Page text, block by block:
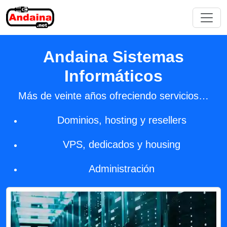
Andaina Sistemas
Informáticos
Más de veinte años ofreciendo servicios…
Dominios, hosting y resellers
VPS, dedicados y housing
Administración